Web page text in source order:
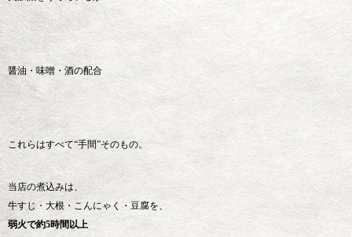
醤油・味噌・酒の配合
これらはすべて“手間”そのもの。
当店の煮込みは、
牛すじ・大根・こんにゃく・豆腐を、
弱火で約5時間以上